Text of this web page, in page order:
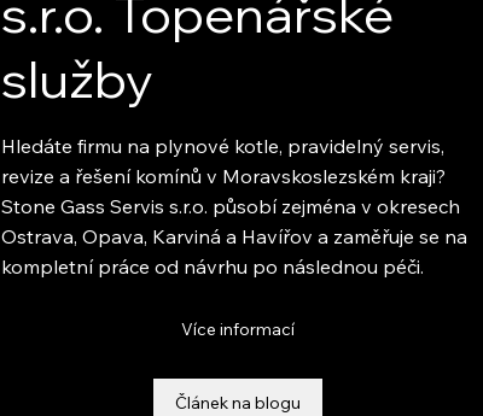
s.r.o. Topenářské
služby
Hledáte firmu na plynové kotle, pravidelný servis,
revize a řešení komínů v Moravskoslezském kraji?
Stone Gass Servis s.r.o. působí zejména v okresech
Ostrava, Opava, Karviná a Havířov a zaměřuje se na
kompletní práce od návrhu po následnou péči.
Více informací
Článek na blogu